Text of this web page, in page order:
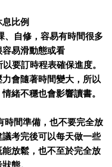
比例
、自修，容易有時間很多
易滑動態或看
要訂時程表確保進度。
會隨著時間變大，所以
緒不穩也會影響讀書。
時間準備，也不要完全放
考完後可以每天做一些
放鬆，也不至於完全放